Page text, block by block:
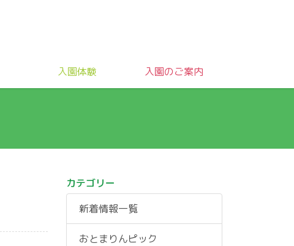
入園体験 入園のご案内
カテゴリー
新着情報一覧
おとまりんピック